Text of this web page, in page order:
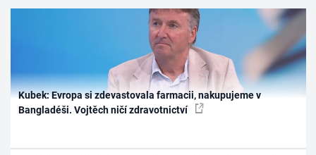
Kubek: Evropa si zdevastovala farmacii, nakupujeme v
Bangladéši. Vojtěch ničí zdravotnictví